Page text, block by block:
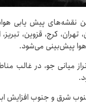
نقشه‌های پیش یابی
کرج، قزوین، تبریز،
پیش‌بینی می‌شود.
میانی جو، در
شرق و جنوب افزایش